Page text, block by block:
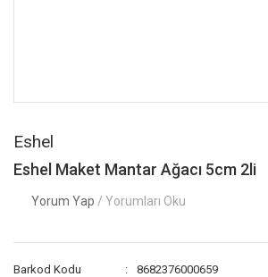
Eshel
Eshel Maket Mantar Ağacı 5cm 2li
Yorum Yap / Yorumları Oku
Barkod Kodu
8682376000659